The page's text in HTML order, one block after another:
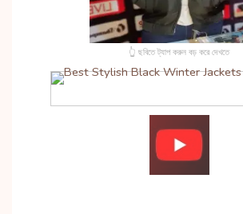
👆 ছবিতে ট্যাপ করুন বড় করে দেখতে